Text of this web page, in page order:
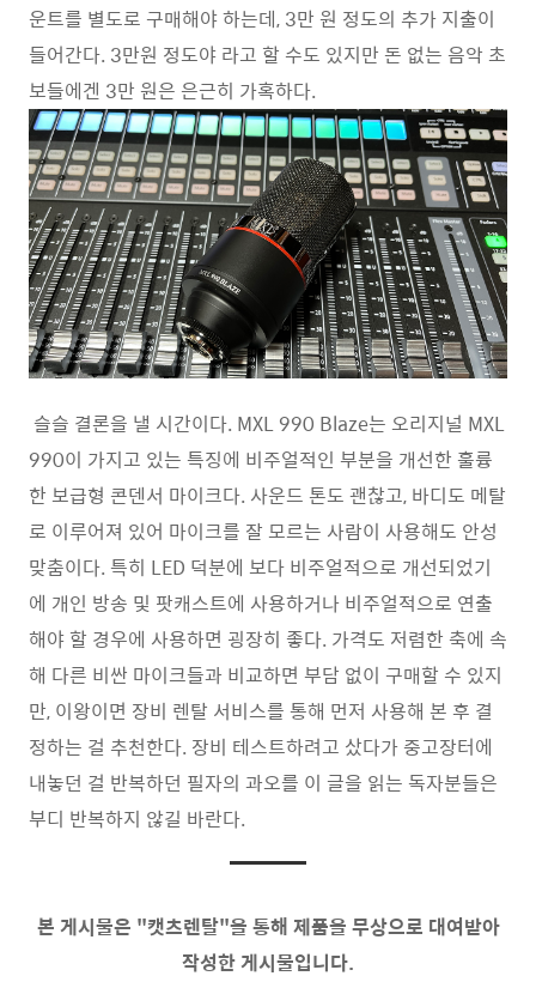
운트를 별도로 구매해야 하는데, 3만 원 정도의 추가 지출이
들어간다. 3만원 정도야 라고 할 수도 있지만 돈 없는 음악 초
보들에겐 3만 원은 은근히 가혹하다.
슬슬 결론을 낼 시간이다. MXL 990 Blaze는 오리지널 MXL
990이 가지고 있는 특징에 비주얼적인 부분을 개선한 훌륭
한 보급형 콘덴서 마이크다. 사운드 톤도 괜찮고, 바디도 메탈
로 이루어져 있어 마이크를 잘 모르는 사람이 사용해도 안성
맞춤이다. 특히 LED 덕분에 보다 비주얼적으로 개선되었기
에 개인 방송 및 팟캐스트에 사용하거나 비주얼적으로 연출
해야 할 경우에 사용하면 굉장히 좋다. 가격도 저렴한 축에 속
해 다른 비싼 마이크들과 비교하면 부담 없이 구매할 수 있지
만, 이왕이면 장비 렌탈 서비스를 통해 먼저 사용해 본 후 결
정하는 걸 추천한다. 장비 테스트하려고 샀다가 중고장터에
내놓던 걸 반복하던 필자의 과오를 이 글을 읽는 독자분들은
부디 반복하지 않길 바란다.
본 게시물은 "캣츠렌탈"을 통해 제품을 무상으로 대여받아
작성한 게시물입니다.